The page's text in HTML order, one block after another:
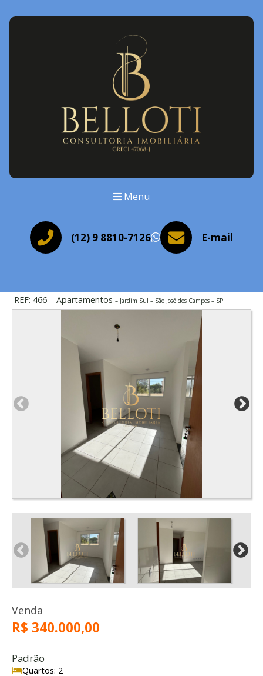
Menu
(12) 9 8810-7126 WhatsApp
E-mail
REF: 466 – Apartamentos Jardim Sul – São José dos Campos – SP
Venda
R$ 340.000,00
Padrão
Quartos: 2